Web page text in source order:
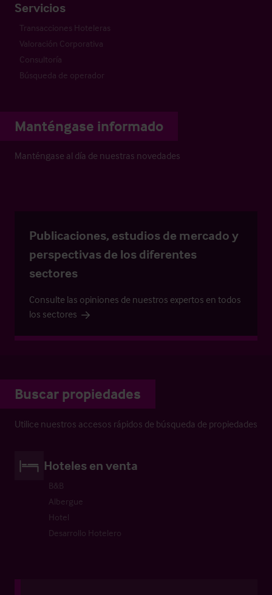
Servicios
Transacciones Hoteleras
Valoración Corporativa
Consultoría
Búsqueda de operador
Manténgase informado
Manténgase al día de nuestras novedades
Publicaciones, estudios de mercado y
perspectivas de los diferentes
sectores
Consulte las opiniones de nuestros expertos en todos
los sectores
Buscar propiedades
Utilice nuestros accesos rápidos de búsqueda de propiedades
Hoteles en venta
B&B
Albergue
Hotel
Desarrollo Hotelero